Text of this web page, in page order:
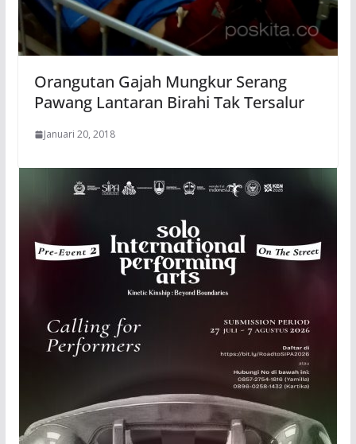
Orangutan Gajah Mungkur Serang
Pawang Lantaran Birahi Tak Tersalur
Januari 20, 2018